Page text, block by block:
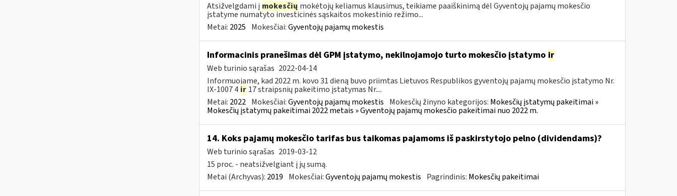
Atsižvelgdami į mokesčių mokėtojų keliamus klausimus, teikiame paaiškinimą dėl Gyventojų pajamų mokesčio
įstatyme numatyto investicinės sąskaitos mokestinio režimo...
Metai: 2025 Mokesčiai:Gyventojų pajamų mokestis
Informacinis pranešimas dėl GPM įstatymo, nekilnojamojo turto mokesčio įstatymo ir
Web turinio sąrašas 2022-04-14
Informuojame, kad 2022 m. kovo 31 dieną buvo priimtas Lietuvos Respublikos gyventojų pajamų mokesčio įstatymo Nr.
IX-1007 4 ir 17 straipsnių pakeitimo įstatymas Nr....
Metai: 2022 Mokesčiai:Gyventojų pajamų mokestis Mokesčių žinyno kategorijos: Mokesčių įstatymų pakeitimai »
Mokesčių įstatymų pakeitimai 2022 metais » Gyventojų pajamų mokesčio pakeitimai nuo 2022 m.
14. Koks pajamų mokesčio tarifas bus taikomas pajamoms iš paskirstytojo pelno (dividendams)?
Web turinio sąrašas 2019-03-12
15 proc. - neatsižvelgiant į jų sumą.
Metai (Archyvas): 2019 Mokesčiai:Gyventojų pajamų mokestis Pagrindinis: Mokesčių pakeitimai